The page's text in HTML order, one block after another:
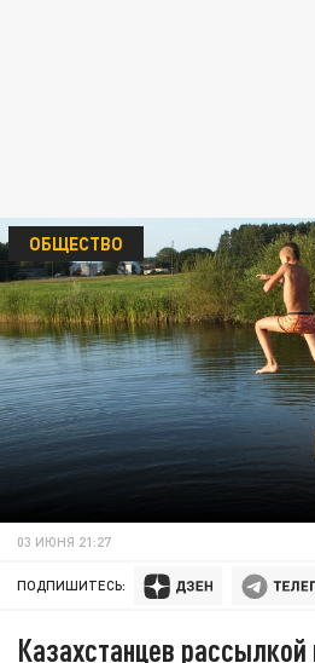
ОБЩЕСТВО
03 ИЮНЯ 21:27
ПОДПИШИТЕСЬ:
Казахстанцев